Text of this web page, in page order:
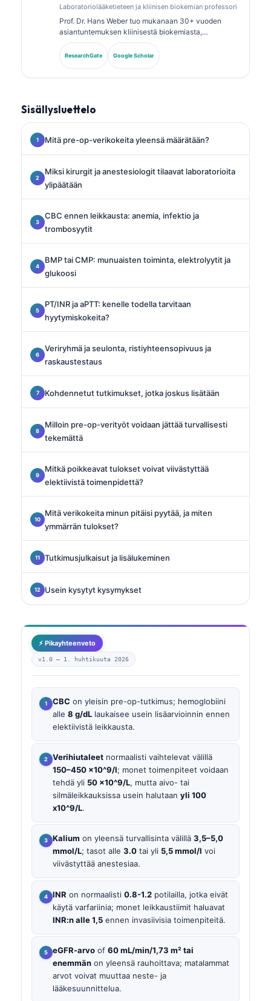
Laboratoriolääketieteen ja kliinisen biokemian professori
Prof. Dr. Hans Weber tuo mukanaan 30+ vuoden
asiantuntemuksen kliinisestä biokemiasta,
laboratoriolääketieteestä ja
biomarkkeritutkimuksesta. Hän oli aiemmin Saksan
kliinisen kemian seuran (German Society for Clinical
laboratoriolääketieteeseen.
ResearchGate Google Scholar
Sisällysluettelo
Mitä pre-op-verikokeita yleensä määrätään?
Miksi kirurgit ja anestesiologit tilaavat laboratorioita
ylipäätään
CBC ennen leikkausta: anemia, infektio ja
trombosyytit
BMP tai CMP: munuaisten toiminta, elektrolyytit ja
glukoosi
PT/INR ja aPTT: kenelle todella tarvitaan
hyytymiskokeita?
Veriryhmä ja seulonta, ristiyhteensopivuus ja
raskaustestaus
Kohdennetut tutkimukset, jotka joskus lisätään
Milloin pre-op-verityöt voidaan jättää turvallisesti
tekemättä
Mitkä poikkeavat tulokset voivat viivästyttää
elektiivistä toimenpidettä?
Mitä verikokeita minun pitäisi pyytää, ja miten
ymmärrän tulokset?
Tutkimusjulkaisut ja lisälukeminen
Usein kysytyt kysymykset
⚡ Pikayhteenveto
v1.0 — 1. huhtikuuta 2026
CBC on yleisin pre-op-tutkimus; hemoglobiini
alle 8 g/dL laukaisee usein lisäarvioinnin ennen
elektiivistä leikkausta.
Verihiutaleet normaalisti vaihtelevat välillä
150–450 x10^9/l; monet toimenpiteet voidaan
tehdä yli 50 x10^9/L, mutta aivo- tai
silmäleikkauksissa usein halutaan yli 100
x10^9/L.
Kalium on yleensä turvallisinta välillä 3,5–5,0
mmol/L; tasot alle 3.0 tai yli 5,5 mmol/l voi
viivästyttää anestesiaa.
INR on normaalisti 0.8-1.2 potilailla, jotka eivät
käytä varfariinia; monet leikkaustiimit haluavat
INR:n alle 1,5 ennen invasiivisia toimenpiteitä.
eGFR-arvo of 60 mL/min/1,73 m² tai
enemmän on yleensä rauhoittava; matalammat
arvot voivat muuttaa neste- ja
lääkesuunnittelua.